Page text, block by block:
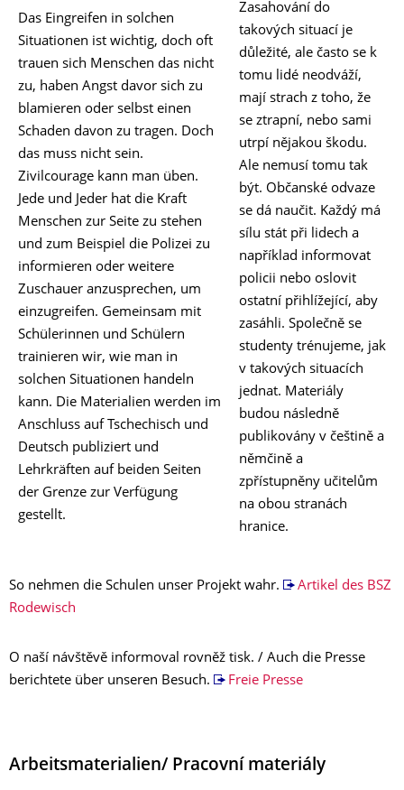
Das Eingreifen in solchen
Situationen ist wichtig, doch oft
trauen sich Menschen das nicht
zu, haben Angst davor sich zu
blamieren oder selbst einen
Schaden davon zu tragen. Doch
das muss nicht sein.
Zivilcourage kann man üben.
Jede und Jeder hat die Kraft
Menschen zur Seite zu stehen
und zum Beispiel die Polizei zu
informieren oder weitere
Zuschauer anzusprechen, um
einzugreifen. Gemeinsam mit
Schülerinnen und Schülern
trainieren wir, wie man in
solchen Situationen handeln
kann. Die Materialien werden im
Anschluss auf Tschechisch und
Deutsch publiziert und
Lehrkräften auf beiden Seiten
der Grenze zur Verfügung
gestellt.
Zasahování do
takových situací je
důležité, ale často se k
tomu lidé neodváží,
mají strach z toho, že
se ztrapní, nebo sami
utrpí nějakou škodu.
Ale nemusí tomu tak
být. Občanské odvaze
se dá naučit. Každý má
sílu stát při lidech a
například informovat
policii nebo oslovit
ostatní přihlížející, aby
zasáhli. Společně se
studenty trénujeme, jak
v takových situacích
jednat. Materiály
budou následně
publikovány v češtině a
němčině a
zpřístupněny učitelům
na obou stranách
hranice.
So nehmen die Schulen unser Projekt wahr.
Artikel des BSZ
Rodewisch
O naší návštěvě informoval rovněž tisk. / Auch die Presse
berichtete über unseren Besuch.
Freie Presse
Arbeitsmaterialien/ Pracovní materiály